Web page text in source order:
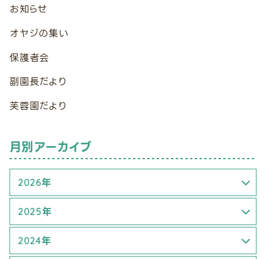
お知らせ
オヤジの集い
保護者会
副園長だより
芙蓉園だより
月別アーカイブ
2026年
3月 (1)
6月 (2)
2025年
4月 (1)
2024年